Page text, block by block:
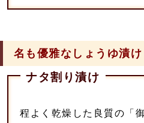
名も優雅なしょうゆ漬け
ナタ割り漬け
程よく乾燥した良質の「